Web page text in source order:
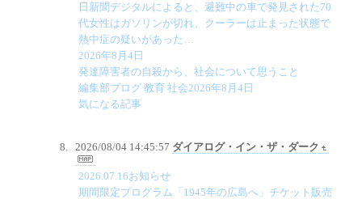
日新聞デジタルによると、避難中の車で発見された70
代女性はガソリンが切れ、クーラーは止まった状態で
熱中症の疑いがあった…
2026年8月4日
発達障害者の自殺から、社会について思うこと
編集部ブログ 教育 社会2026年8月4日
気になる記事
2026/08/04 14:45:57 ダイアログ・イン・ザ・ダーク
2026.07.16お知らせ
期間限定プログラム「1945年の広島へ」チケット販売